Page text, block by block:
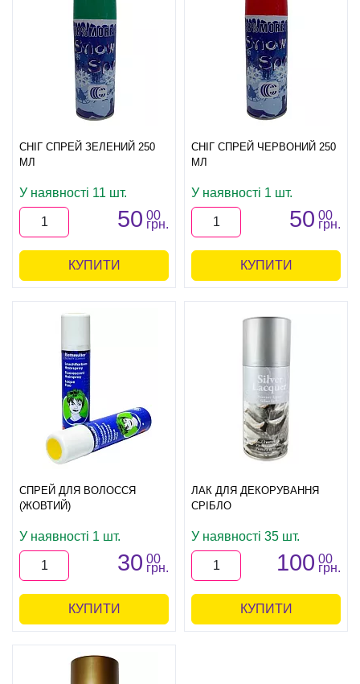
СНІГ СПРЕЙ ЗЕЛЕНИЙ 250
МЛ
У наявності 11 шт.
50 00
грн.
КУПИТИ
СНІГ СПРЕЙ ЧЕРВОНИЙ 250
МЛ
У наявності 1 шт.
50 00
грн.
КУПИТИ
СПРЕЙ ДЛЯ ВОЛОССЯ
(ЖОВТИЙ)
У наявності 1 шт.
30 00
грн.
КУПИТИ
ЛАК ДЛЯ ДЕКОРУВАННЯ
СРІБЛО
У наявності 35 шт.
100 00
грн.
КУПИТИ